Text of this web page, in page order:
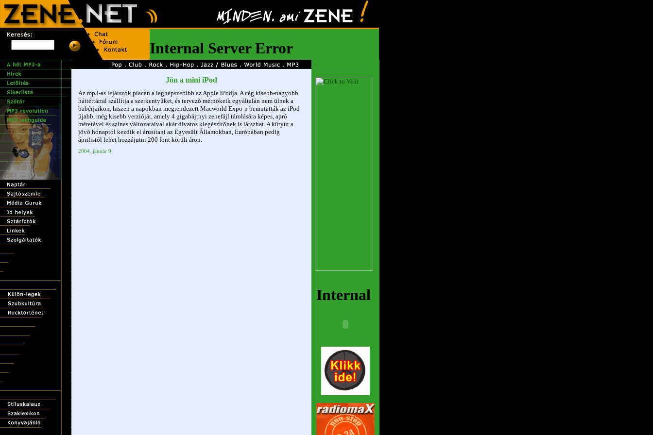
Jön a mini iPod
Az mp3-as lejátszók piacán a legnépszerûbb az Apple iPodja. A cég kisebb-nagyobb
háttértárral szállítja a szerkentyûket, és tervezõ mérnökeik egyáltalán nem ülnek a
babérjaikon, hiszen a napokban megrendezett Macworld Expo-n bemutatták az iPod
újabb, még kisebb verzióját, amely 4 gigabájtnyi zenefájl tárolására képes, apró
méretével és színes változataival akár divatos kiegészítõnek is látszhat. A kütyüt a
jövõ hónaptól kezdik el árusítani az Egyesült Államokban, Európában pedig
áprilistól lehet hozzájutni 200 font körüli áron.
2004. január 9.